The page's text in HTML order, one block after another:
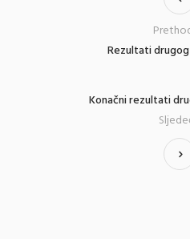
Rezultati
Konačni rezultati